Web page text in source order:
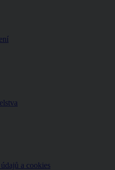
a cookies